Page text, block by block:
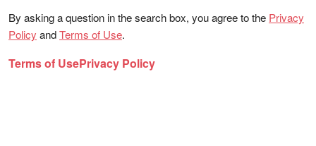
By asking a question in the search box, you agree to the Privacy
Policy andTerms of Use.
Terms of UsePrivacy Policy